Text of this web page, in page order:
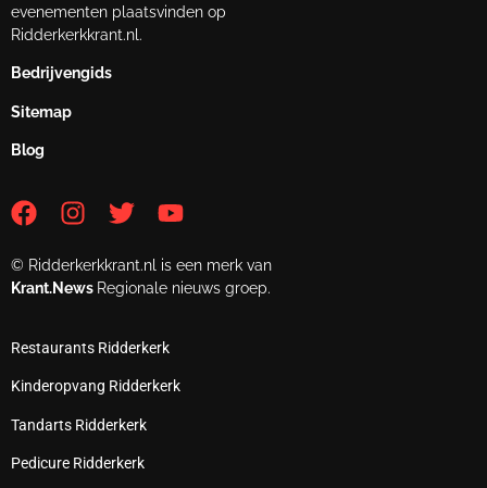
evenementen plaatsvinden op
Ridderkerkkrant.nl.
Bedrijvengids
Sitemap
Blog
© Ridderkerkkrant.nl is een merk van
Krant.News Regionale nieuws groep.
Restaurants Ridderkerk
Kinderopvang Ridderkerk
Tandarts Ridderkerk
Pedicure Ridderkerk